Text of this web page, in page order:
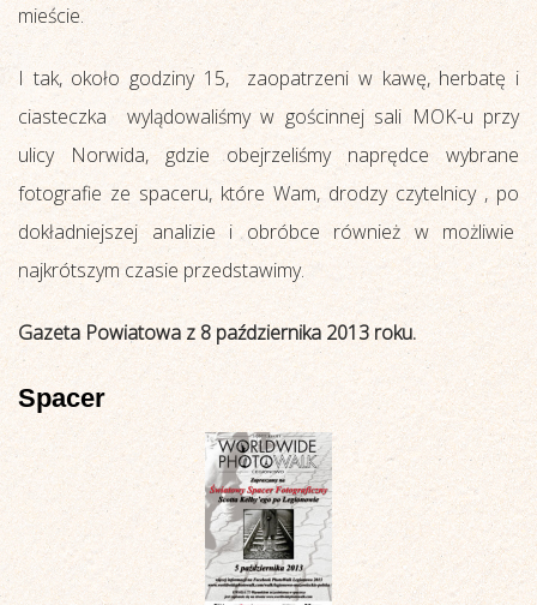
mieście.
I tak, około godziny 15, zaopatrzeni w kawę, herbatę i
ciasteczka wylądowaliśmy w gościnnej sali MOK-u przy
ulicy Norwida, gdzie obejrzeliśmy naprędce wybrane
fotografie ze spaceru, które Wam, drodzy czytelnicy , po
dokładniejszej analizie i obróbce również w możliwie
najkrótszym czasie przedstawimy.
Gazeta Powiatowa z 8 października 2013 roku.
Spacer